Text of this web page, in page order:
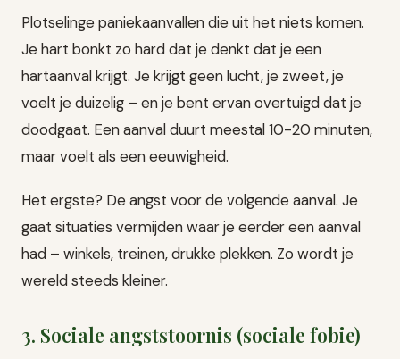
Plotselinge paniekaanvallen die uit het niets komen.
Je hart bonkt zo hard dat je denkt dat je een
hartaanval krijgt. Je krijgt geen lucht, je zweet, je
voelt je duizelig – en je bent ervan overtuigd dat je
doodgaat. Een aanval duurt meestal 10-20 minuten,
maar voelt als een eeuwigheid.
Het ergste? De angst voor de volgende aanval. Je
gaat situaties vermijden waar je eerder een aanval
had – winkels, treinen, drukke plekken. Zo wordt je
wereld steeds kleiner.
3. Sociale angststoornis (sociale fobie)